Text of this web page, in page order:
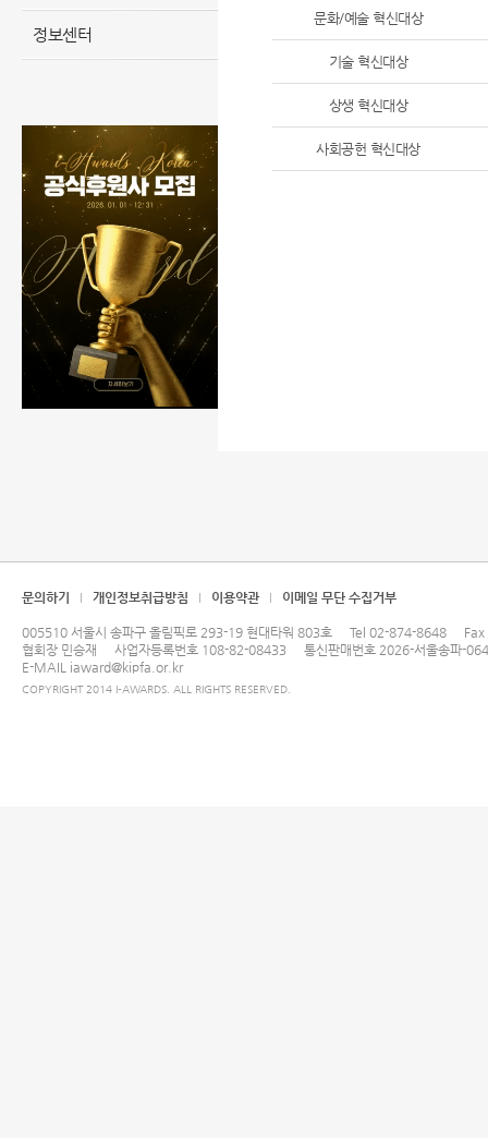
문화/예술 혁신대상
기술 혁신대상
상생 혁신대상
사회공헌 혁신대상
정보센터
문의하기 개인정보취급방침 이용약관 이메일 무단 수집거부
005510 서울시 송파구 올림픽로 293-19 현대타워 803호 Tel 02-874-8648
협회장 민승재
사업자등록번호 108-82-08433
통신판매번호 2026-서울송파-
E-MAIL iaward@kipfa.or.kr
COPYRIGHT 2014 I-AWARDS. ALL RIGHTS RESERVED.